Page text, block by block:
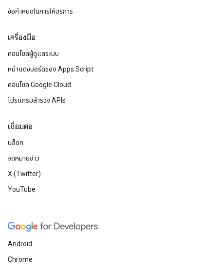
ข้อกำหนดในการให้บริการ
เครื่องมือ
คอนโซลผู้ดูแลระบบ
หน้าแดชบอร์ดของ Apps Script
คอนโซล Google Cloud
โปรแกรมสำรวจ APIs
เชื่อมต่อ
บล็อก
จดหมายข่าว
X (Twitter)
YouTube
Android
Chrome